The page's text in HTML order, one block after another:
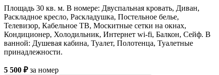
Площадь 30 кв. м. В номере: Двуспальная кровать, Диван,
Раскладное кресло, Раскладушка, Постельное белье,
Телевизор, Кабельное ТВ, Москитные сетки на окнах,
Кондиционер, Холодильник, Интернет wi-fi, Балкон, Сейф. В
ванной: Душевая кабина, Туалет, Полотенца, Туалетные
принадлежности.
5 500 ₽за номер